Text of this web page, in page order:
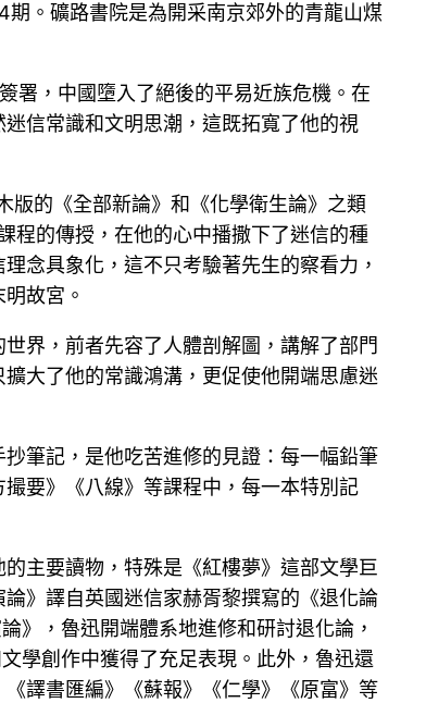
。礦路書院是為開采南京郊外的青龍山煤
署，中國墮入了絕後的平易近族危機。在
信常識和文明思潮，這既拓寬了他的視
版的《全部新論》和《化學衛生論》之類
程的傳授，在他的心中播撒下了迷信的種
念具象化，這不只考驗著先生的察看力，
故宮。
界，前者先容了人體剖解圖，講解了部門
大了他的常識鴻溝，更促使他開端思慮迷
筆記，是他吃苦進修的見證：每一幅鉛筆
要》《八線》等課程中，每一本特別記
主要讀物，特殊是《紅樓夢》這部文學巨
》譯自英國迷信家赫胥黎撰寫的《退化論
》，魯迅開端體系地進修和研討退化論，
學創作中獲得了充足表現。此外，魯迅還
譯書匯編》《蘇報》《仁學》《原富》等